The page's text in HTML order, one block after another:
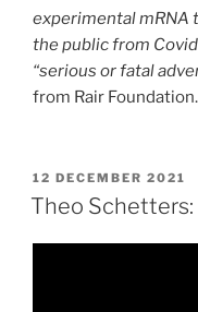
experimental
the public from
“serious or fatal
from Rair Foundation.
GEPLAATST
OP
12 DECEMBER 2021
Theo